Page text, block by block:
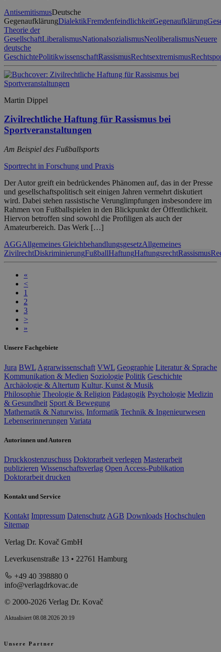
AntisemitismusDeutsche
GegenaufklärungDialektikFremdenfeindlichkeitGegenaufklärung
Theorie der
GesellschaftLiberalismusNationalsozialismusNeoliberalismusNeuere
deutsche
GeschichtePolitikwissenschaftRassismusRechtsextremismus
Martin Dippel
Zivilrechtliche Haftung für Rassismus bei
Sportveranstaltungen
Am Beispiel des Fußballsports
Sportrecht in Forschung und Praxis
Der Autor greift ein bedrückendes Phänomen auf, das in der Presse
und gesellschaftspolitisch seit einigen Jahren vermehrt diskutiert
wird. Dabei stehen rassistische Verunglimpfungen insbesondere im
Rahmen von Fußballspielen in den Blickpunkt der Öffentlichkeit.
Hiervon betroffen sind sowohl die Profiligen als auch der
Amateurbereich. Das Werk […]
AGGAllgemeines GleichbehandlungsgesetzAllgemeines
ZivilrechtDiskriminierungFußballHaftungHaftungsrechtRassismus
«
<
1
2
3
>
»
Unsere Fachgebiete
Jura BWL Agrarwissenschaft VWL Geographie Literatur & Sprache
Kommunikation & Medien Soziologie Politik Geschichte
Archäologie & Altertum Kultur, Kunst & Musik
Philosophie Theologie & Religion Pädagogik Psychologie Medizin
& Gesundheit Sport & Bewegung
Mathematik & Naturwiss. Informatik Technik & Ingenieurwesen
Lebenserinnerungen Variata
Autorinnen und Autoren
Druckkostenzuschuss Doktorarbeit verlegen Masterarbeit
publizieren Wissenschaftsverlag Open Access-Publikation
Doktorarbeit drucken
Kontakt und Service
Kontakt Impressum Datenschutz AGB Downloads Hochschulen
Sitemap
Verlag Dr. Kovač GmbH
Leverkusenstraße 13 • 22761 Hamburg
+49 40 398880 0
info@verlagdrkovac.de
© 2000-2026 Verlag Dr. Kovač
Aktualisiert 08.08.2026 20:19
Unsere Partner